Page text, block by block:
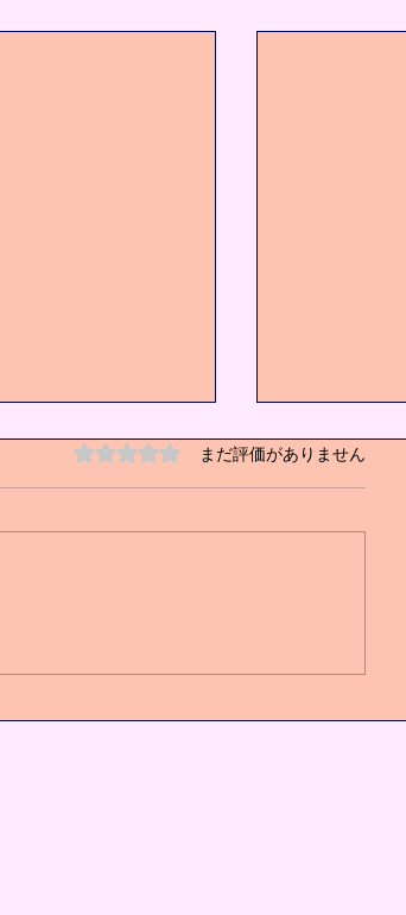
5つ星のうち0と評価されています。
まだ評価がありません